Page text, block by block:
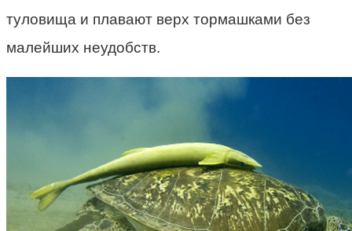
туловища и плавают верх тормашками без
малейших неудобств.